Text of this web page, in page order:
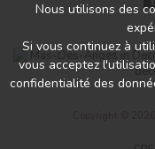
Nous utilisons des
Si vous continuez à
vous acceptez
confidentialité des